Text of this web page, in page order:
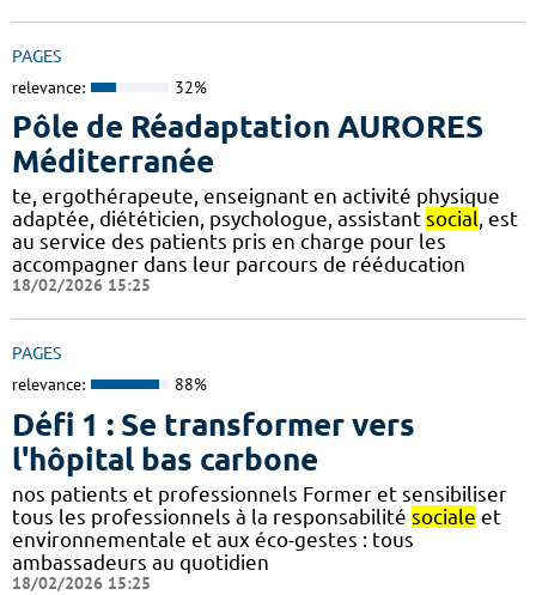
PAGES
relevance: 32%
Pôle de Réadaptation AURORES
Méditerranée
te, ergothérapeute, enseignant en activité physique
adaptée, diététicien, psychologue, assistant social, est
au service des patients pris en charge pour les
accompagner dans leur parcours de rééducation
18/02/2026 15:25
PAGES
relevance: 88%
Défi 1 : Se transformer vers
l'hôpital bas carbone
nos patients et professionnels Former et sensibiliser
tous les professionnels à la responsabilité sociale et
environnementale et aux éco-gestes : tous
ambassadeurs au quotidien
18/02/2026 15:25